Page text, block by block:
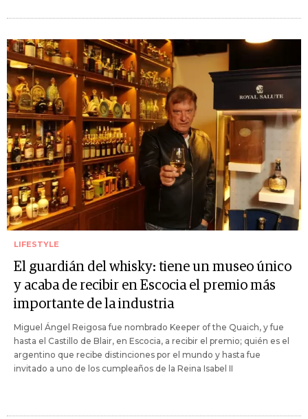
LIFESTYLE
El guardián del whisky: tiene un museo único
y acaba de recibir en Escocia el premio más
importante de la industria
Miguel Ángel Reigosa fue nombrado Keeper of the Quaich, y fue
hasta el Castillo de Blair, en Escocia, a recibir el premio; quién es el
argentino que recibe distinciones por el mundo y hasta fue
invitado a uno de los cumpleaños de la Reina Isabel II